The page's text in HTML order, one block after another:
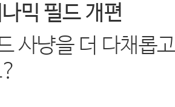
믹 필드 개편
사냥을 더 다채롭
?